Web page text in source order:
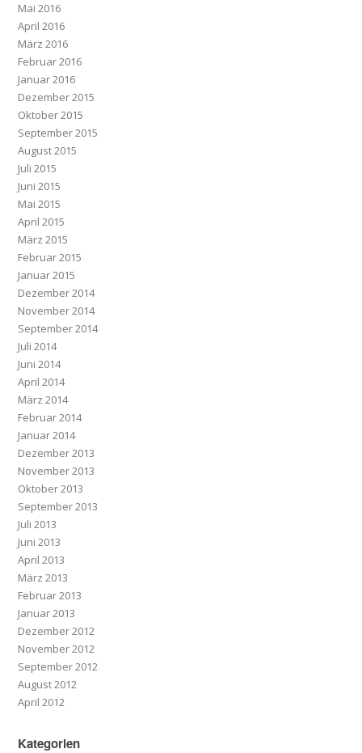
Mai 2016
April 2016
März 2016
Februar 2016
Januar 2016
Dezember 2015
Oktober 2015
September 2015
August 2015
Juli 2015
Juni 2015
Mai 2015
April 2015
März 2015
Februar 2015
Januar 2015
Dezember 2014
November 2014
September 2014
Juli 2014
Juni 2014
April 2014
März 2014
Februar 2014
Januar 2014
Dezember 2013
November 2013
Oktober 2013
September 2013
Juli 2013
Juni 2013
April 2013
März 2013
Februar 2013
Januar 2013
Dezember 2012
November 2012
September 2012
August 2012
April 2012
Kategorien